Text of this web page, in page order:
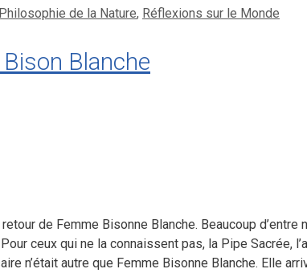
Philosophie de la Nature, Réflexions sur le Monde
Blanche
de Femme Bisonne Blanche. Beaucoup
ceux qui ne la connaissent pas, la Pipe Sacrée,
n’était autre que Femme Bisonne Blanche. Elle